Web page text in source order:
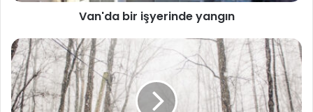
Van'da bir işyerinde yangın